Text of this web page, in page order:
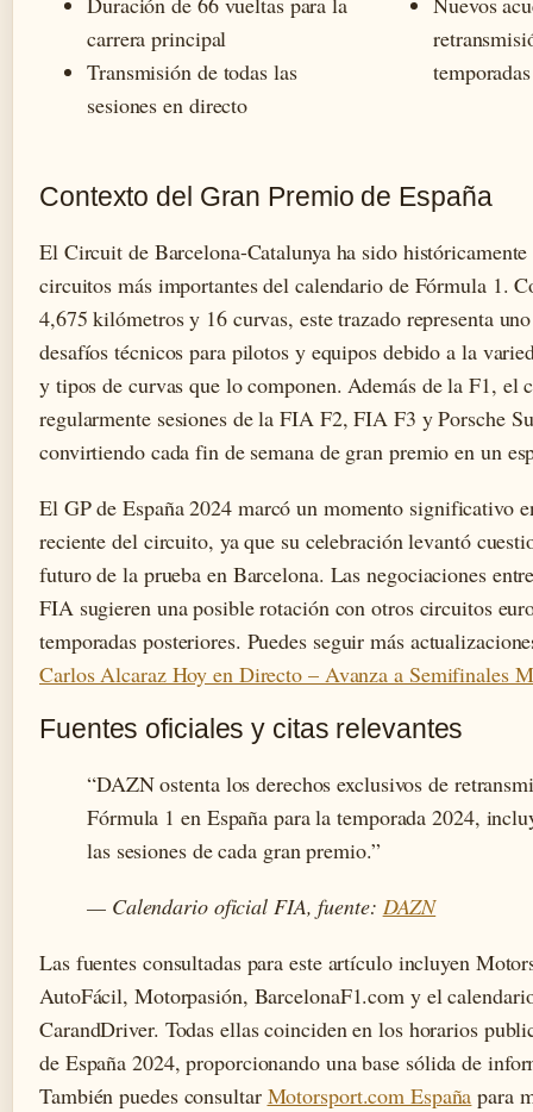
carrera principal
Transmisión de todas las
sesiones en directo
Contexto del Gran Premio de España
El Circuit de Barcelona-Catalunya ha sido
circuitos más importantes del calendario de Fórmula 1.
4,675 kilómetros y 16 curvas, este trazado representa
desafíos técnicos para pilotos y equipos debido a la
y tipos de curvas que lo componen. Además de la F1, el
regularmente sesiones de la FIA F2, FIA F3 y Porsche
convirtiendo cada fin de semana de gran premio en un
El GP de España 2024 marcó un momento significativo
reciente del circuito, ya que su celebración levantó
futuro de la prueba en Barcelona. Las negociaciones
FIA sugieren una posible rotación con otros circuitos
temporadas posteriores. Puedes seguir más
Carlos Alcaraz Hoy en Directo – Avanza a Semifinales
Fuentes oficiales y citas relevantes
“DAZN ostenta los derechos exclusivos de
Fórmula 1 en España para la temporada 2024,
las sesiones de cada gran premio.”
— Calendario oficial FIA, fuente: DAZN
Las fuentes consultadas para este artículo incluyen
AutoFácil, Motorpasión, BarcelonaF1.com y el
CarandDriver. Todas ellas coinciden en los horarios
de España 2024, proporcionando una base sólida de
También puedes consultar Motorsport.com España para